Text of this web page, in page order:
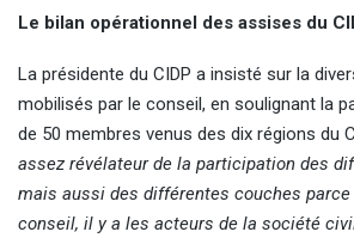
Le bilan opérationnel des assises du
La présidente du CIDP a insisté sur la
mobilisés par le conseil, en soulignant la
de 50 membres venus des dix régions du
assez révélateur de la participation des
mais aussi des différentes couches parce
conseil, il y a les acteurs de la société